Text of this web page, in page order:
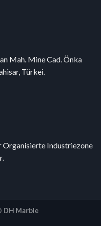
Mah. Mine Cad. Önka
Türkei.
Organisierte Industriezone
DH Marble